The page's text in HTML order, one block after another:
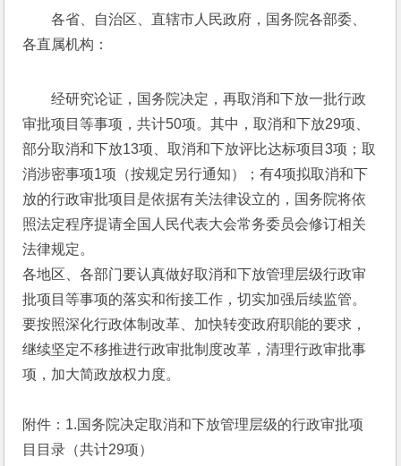
各省、自治区、直辖市人民政府，国务院各部委、
各直属机构：
经研究论证，国务院决定，再取消和下放一批行政
审批项目等事项，共计50项。其中，取消和下放29项、
部分取消和下放13项、取消和下放评比达标项目3项；取
消涉密事项1项（按规定另行通知）；有4项拟取消和下
放的行政审批项目是依据有关法律设立的，国务院将依
照法定程序提请全国人民代表大会常务委员会修订相关
法律规定。
各地区、各部门要认真做好取消和下放管理层级行政审
批项目等事项的落实和衔接工作，切实加强后续监管。
要按照深化行政体制改革、加快转变政府职能的要求，
继续坚定不移推进行政审批制度改革，清理行政审批事
项，加大简政放权力度。
附件：1.国务院决定取消和下放管理层级的行政审批项
目目录（共计29项）